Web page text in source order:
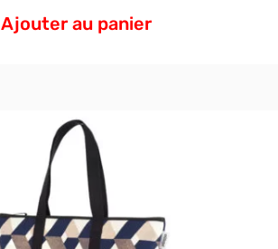
Ajouter au panier